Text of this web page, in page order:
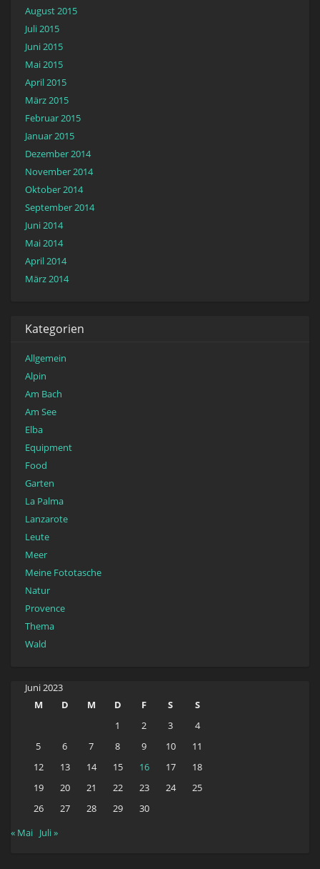
August 2015
Juli 2015
Juni 2015
Mai 2015
April 2015
März 2015
Februar 2015
Januar 2015
Dezember 2014
November 2014
Oktober 2014
September 2014
Juni 2014
Mai 2014
April 2014
März 2014
Kategorien
Allgemein
Alpin
Am Bach
Am See
Elba
Equipment
Food
Garten
La Palma
Lanzarote
Leute
Meer
Meine Fototasche
Natur
Provence
Thema
Wald
Juni 2023
M
D M D F S
S
1
2 3
4
5
6 7 8 9 10
11
12
13 14 15 16 17
18
19
20 21 22 23 24
25
26
27 28 29
30
« Mai Juli »